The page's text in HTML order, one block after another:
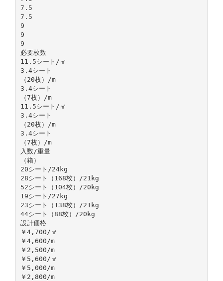
7.5
7.5
9
9
9
必要枚数
11.5シート/㎡
3.4シート
（20枚）/m
3.4シート
（7枚）/m
11.5シート/㎡
3.4シート
（20枚）/m
3.4シート
（7枚）/m
入数/重量
（箱）
20シート/24kg
28シート（168枚）/21kg
52シート（104枚）/20kg
19シート/27kg
23シート（138枚）/21kg
44シート（88枚）/20kg
設計価格
￥4,700/㎡
￥4,600/m
￥2,500/m
￥5,600/㎡
￥5,000/m
￥2,800/m